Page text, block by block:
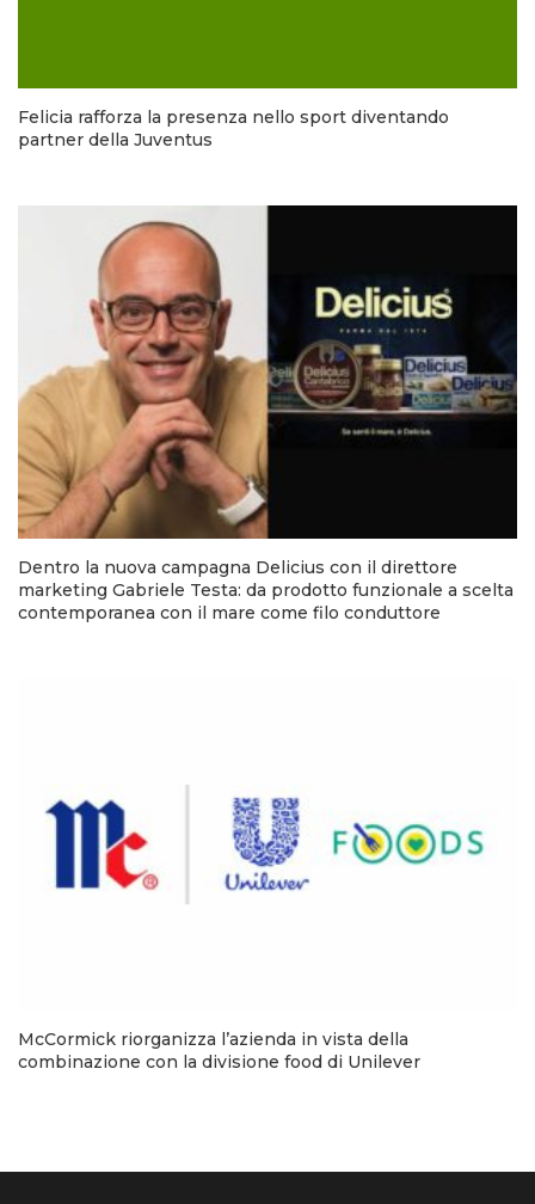
Felicia rafforza la presenza nello sport diventando
partner della Juventus
Dentro la nuova campagna Delicius con il direttore
marketing Gabriele Testa: da prodotto funzionale a scelta
contemporanea con il mare come filo conduttore
McCormick riorganizza l’azienda in vista della
combinazione con la divisione food di Unilever